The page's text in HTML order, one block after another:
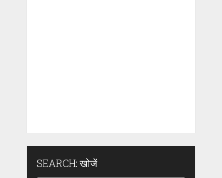
SEARCH: खोजें